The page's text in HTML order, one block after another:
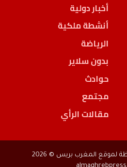
أخبار دولية
أنشطة ملكية
الرياضة
بدون سلاير
حوادث
مجتمع
مقالات الرأي
المغرب بريس © 2026